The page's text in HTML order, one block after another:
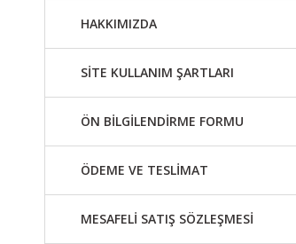
HAKKIMIZDA
SİTE KULLANIM ŞARTLARI
ÖN BİLGİLENDİRME FORMU
ÖDEME VE TESLİMAT
MESAFELİ SATIŞ SÖZLEŞMESİ